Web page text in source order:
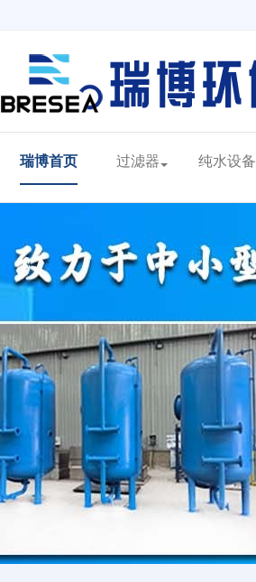
瑞博首页 过滤器 纯水设备